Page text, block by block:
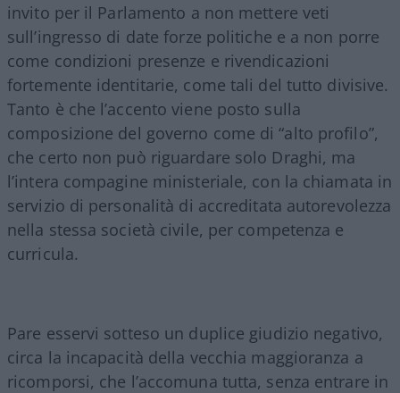
invito per il Parlamento a non mettere veti
sull’ingresso di date forze politiche e a non porre
come condizioni presenze e rivendicazioni
fortemente identitarie, come tali del tutto divisive.
Tanto è che l’accento viene posto sulla
composizione del governo come di “alto profilo”,
che certo non può riguardare solo Draghi, ma
l’intera compagine ministeriale, con la chiamata in
servizio di personalità di accreditata autorevolezza
nella stessa società civile, per competenza e
curricula.
Pare esservi sotteso un duplice giudizio negativo,
circa la incapacità della vecchia maggioranza a
ricomporsi, che l’accomuna tutta, senza entrare in